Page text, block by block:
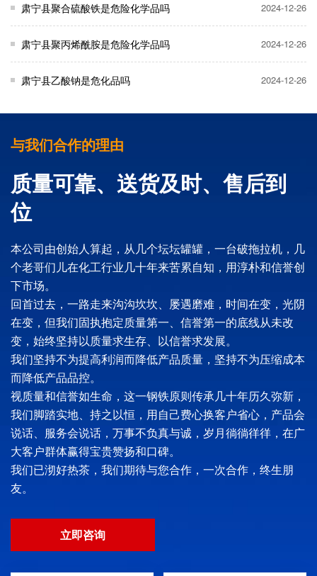
肃宁县聚合硫酸铁是危险化学品吗 2024-12-26
肃宁县聚丙烯酰胺是危险化学品吗 2024-12-26
肃宁县乙酸钠是危化品吗 2024-12-26
与我们合作的理由
质量可靠、送货及时、售后到
位
本公司由创始人算起，从几个坛坛罐罐，一台破拖拉机，几
个老哥们儿在化工行业几十年来苦累自知，用淳朴和信誉创
下市场。
回首过去，一路走来沟沟坎坎、屡遇磨难，时间在变，光阴
在变，但我们固执抱定质量第一、信誉第一的底线从未改
变，始终坚持以质量求生存、以信誉求发展。
我们坚持不为提高利润而降低产品质量，坚持不为压缩成本
而降低产品品控。
视质量和信誉如生命，这一钢铁原则传承几十年历久弥新，
我们脚踏实地、持之以恒，用自己费心换客户省心，产品会
说话、服务会说话，万事不负真与诚，岁月徜徜徉徉，在广
大客户群体赢得宝贵赞扬和口碑。
我们已沏好热茶，我们期待与您合作，一次合作，终生朋
友。
立即咨询